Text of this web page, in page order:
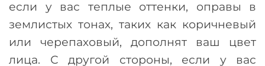
если у вас теплые оттенки, оправы в
землистых тонах, таких как коричневый
или черепаховый, дополнят ваш цвет
лица. С другой стороны, если у вас